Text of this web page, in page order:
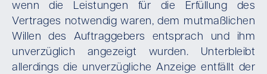
wenn die Leistungen für die Erfüllung des
Vertrages notwendig waren, dem mutmaßlichen
Willen des Auftraggebers entsprach und ihm
unverzüglich angezeigt wurden. Unterbleibt
allerdings die unverzügliche Anzeige entfällt der